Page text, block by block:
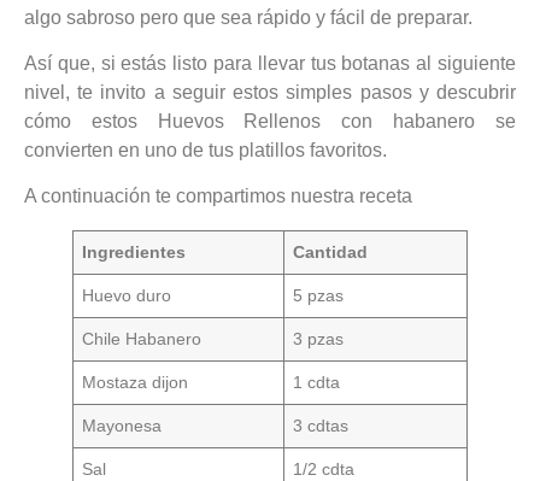
algo sabroso pero que sea rápido y fácil de preparar.
Así que, si estás listo para llevar tus botanas al siguiente
nivel, te invito a seguir estos simples pasos y descubrir
cómo estos Huevos Rellenos con habanero se
convierten en uno de tus platillos favoritos.
A continuación te compartimos nuestra receta
Ingredientes Cantidad
Huevo duro 5 pzas
Chile Habanero 3 pzas
Mostaza dijon 1 cdta
Mayonesa 3 cdtas
Sal 1/2 cdta